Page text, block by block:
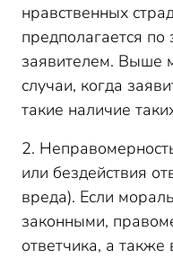
нравственных
предполагается по
заявителем. Выше
случаи, когда
такие наличие
2.
или бездействия
вреда). Если
законными,
ответчика, а